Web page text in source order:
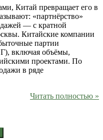
Китай превращает его в
«партнёрство»
— с кратной
Китайские компании
партии
включая объёмы,
проектами. По
в ряде
Читать полностью »